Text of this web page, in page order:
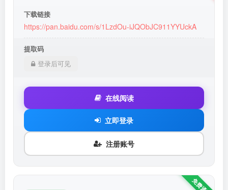
下载链接
https://pan.baidu.com/s/1LzdOu-iJQObJC911YYUckA
提取码
登录后可见
在线阅读
立即登录
注册账号